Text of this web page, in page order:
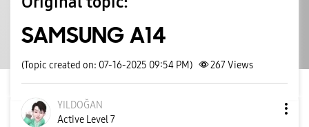
SAMSUNG A14
(Topic created on: 07-16-2025 09:54 PM) 267Views
YILDOĞAN
Active Level 7